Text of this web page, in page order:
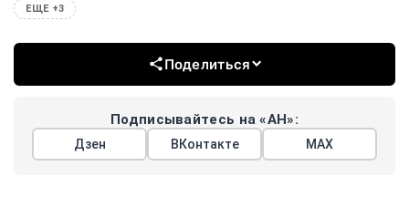
ЕЩЕ +3
Поделиться
Подписывайтесь на «АН»:
Дзен ВКонтакте МАХ